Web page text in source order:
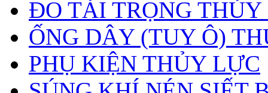
ĐO TẢI TRỌNG
ỐNG DÂY (TUY Ô)
PHỤ KIỆN THỦY LỰC